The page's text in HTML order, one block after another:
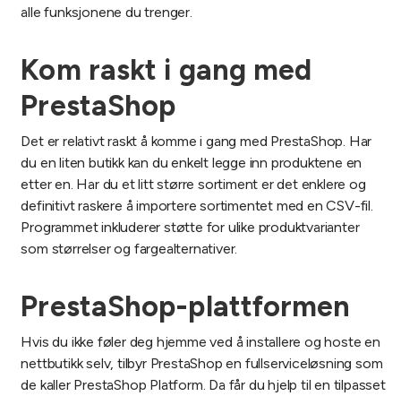
alle funksjonene du trenger.
Kom raskt i gang med
PrestaShop
Det er relativt raskt å komme i gang med PrestaShop. Har
du en liten butikk kan du enkelt legge inn produktene en
etter en. Har du et litt større sortiment er det enklere og
definitivt raskere å importere sortimentet med en CSV-fil.
Programmet inkluderer støtte for ulike produktvarianter
som størrelser og fargealternativer.
PrestaShop-plattformen
Hvis du ikke føler deg hjemme ved å installere og hoste en
nettbutikk selv, tilbyr PrestaShop en fullserviceløsning som
de kaller PrestaShop Platform. Da får du hjelp til en tilpasset